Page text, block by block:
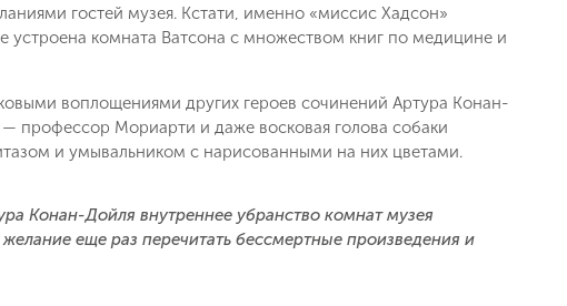
гостей музея. Кстати, именно «миссис Хадсон»
устроена комната Ватсона с множеством книг по медицине и
воплощениями других героев сочинений Артура Конан-
профессор Мориарти и даже восковая голова собаки
и умывальником с нарисованными на них цветами.
Конан-Дойля внутреннее убранство комнат музея
еще раз перечитать бессмертные произведения и